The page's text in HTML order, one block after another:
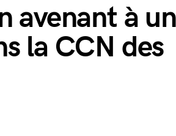
avenant à un
la CCN des